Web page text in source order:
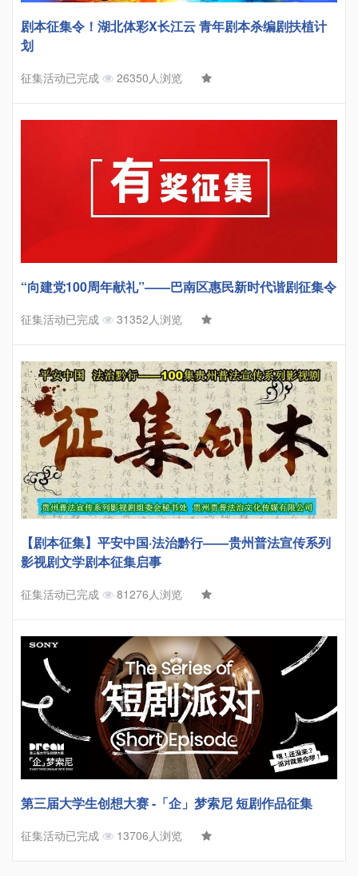
剧本征集令！湖北体彩X长江云 青年剧本杀编剧扶植计
划
征集活动已完成 26350人浏览
“向建党100周年献礼”——巴南区惠民新时代谐剧征集令
征集活动已完成 31352人浏览
【剧本征集】平安中国·法治黔行——贵州普法宣传系列
影视剧文学剧本征集启事
征集活动已完成 81276人浏览
第三届大学生创想大赛 -「企」梦索尼 短剧作品征集
征集活动已完成 13706人浏览